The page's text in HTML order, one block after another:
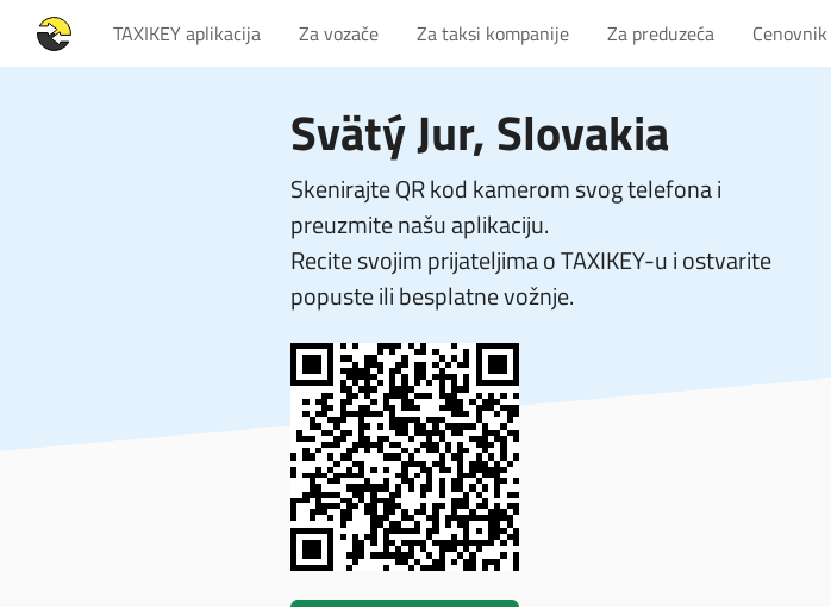
TAXIKEY aplikacija Za vozače Za taksi kompanije Za preduzeća Cenovnik
Svätý Jur, Slovakia
Skenirajte QR kod kamerom svog telefona i
preuzmite našu aplikaciju.
Recite svojim prijateljima o TAXIKEY-u i ostvarite
popuste ili besplatne vožnje.